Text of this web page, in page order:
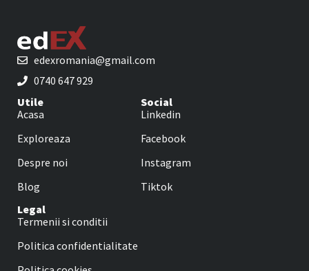
edexromania@gmail.com
0740 647 929
Utile
Acasa
Exploreaza
Despre noi
Blog
Social
Linkedin
Facebook
Instagram
Tiktok
Legal
Termenii si conditii
Politica confidentialitate